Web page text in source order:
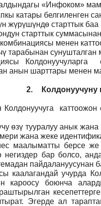
«Инфоком»
катары белгиленген
жүрүшүндө старттык
старттык
менен
тарабынан сунушталган
сы Колдонуучуларга
анын шарттары менен
2. Колдонуучуну
өзү тууралуу анык
жана жеке
маалыматты берсе
негиздер бар болсо,
пайдалануусунан
каалагандай учурда
кароосу боюнча
Эгерде ал